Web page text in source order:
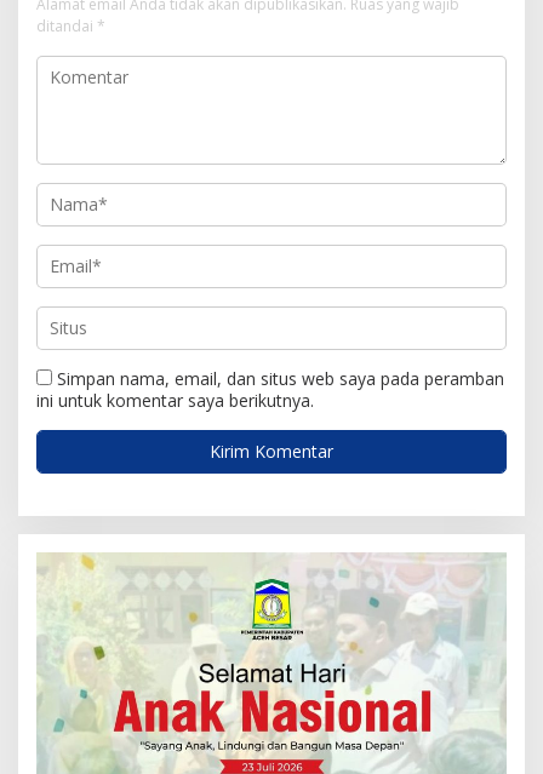
i
p
o
ditandai *
Simpan nama, email, dan situs web saya pada peramban
ini untuk komentar saya berikutnya.